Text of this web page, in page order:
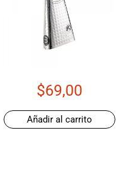
$69,00
Añadir al carrito